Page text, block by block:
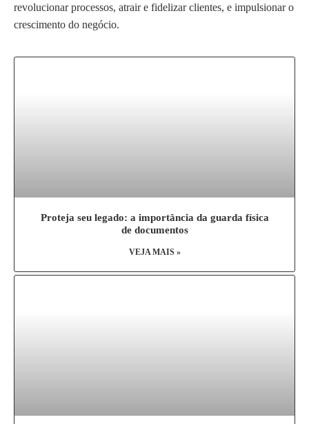
revolucionar processos, atrair e fidelizar clientes, e impulsionar o
crescimento do negócio.
Proteja seu legado: a importância da guarda física
de documentos
VEJA MAIS »